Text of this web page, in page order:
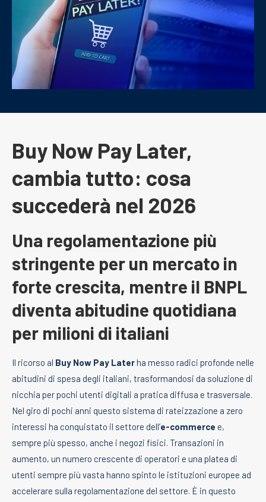
Buy Now Pay Later,
cambia tutto: cosa
succederà nel 2026
Una regolamentazione più
stringente per un mercato in
forte crescita, mentre il BNPL
diventa abitudine quotidiana
per milioni di italiani
Il ricorso al Buy Now Pay Laterha messo radici profonde nelle
abitudini di spesa degli italiani, trasformandosi da soluzione di
nicchia per pochi utenti digitali a pratica diffusa e trasversale.
Nel giro di pochi anni questo sistema di rateizzazione a zero
interessi ha conquistato il settore dell’e-commerce e,
sempre più spesso, anche i negozi fisici. Transazioni in
aumento, un numero crescente di operatori e una platea di
utenti sempre più vasta hanno spinto le istituzioni europee ad
accelerare sulla regolamentazione del settore. È in questo